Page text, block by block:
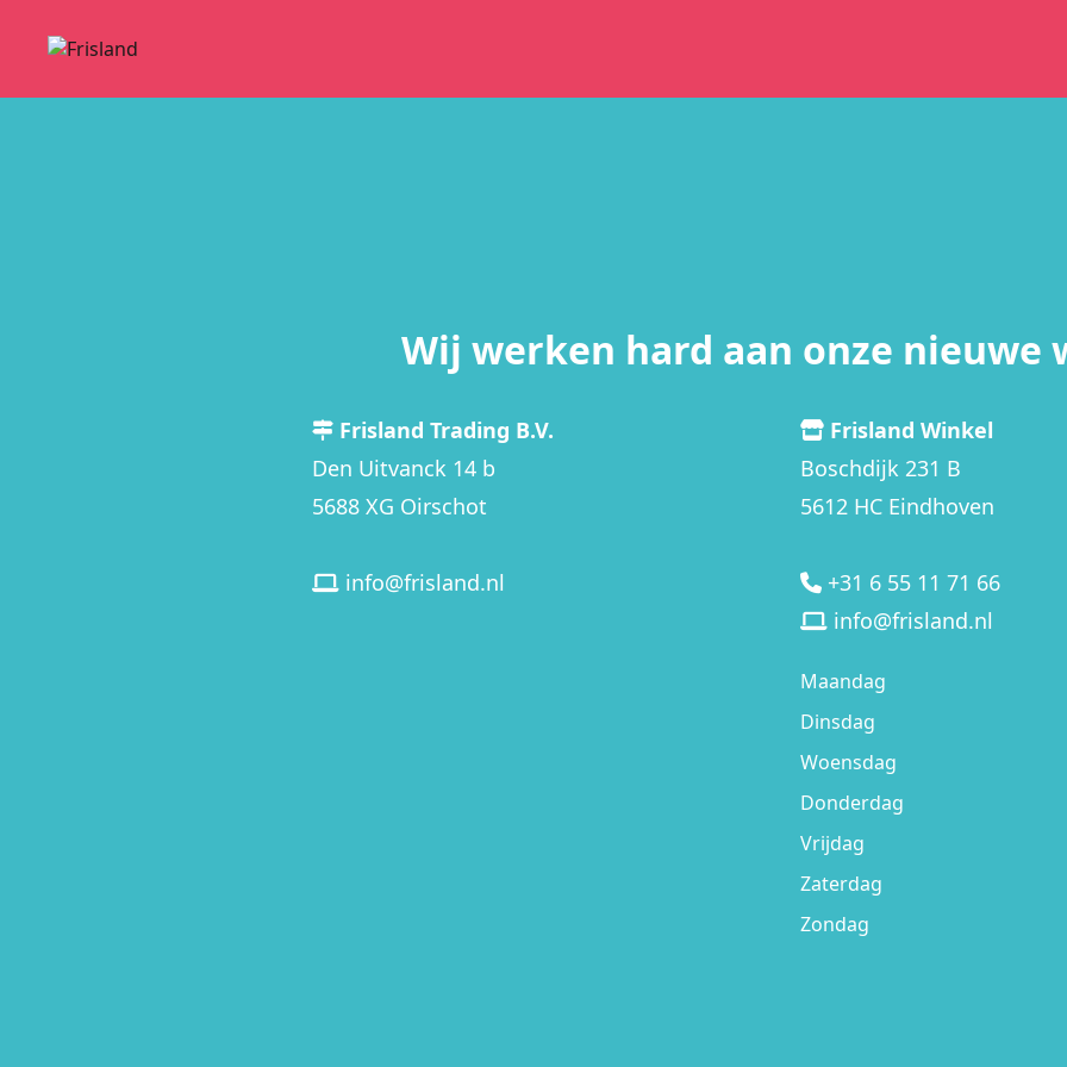
Wij werken hard aan onze nieuwe
Frisland Trading B.V.
Den Uitvanck 14 b
5688 XG Oirschot
info@frisland.nl
Frisland Winkel
Boschdijk 231 B
5612 HC Eindhoven
+31 6 55 11 71 66
info@frisland.nl
Maandag
Dinsdag
Woensdag
Donderdag
Vrijdag
Zaterdag
Zondag